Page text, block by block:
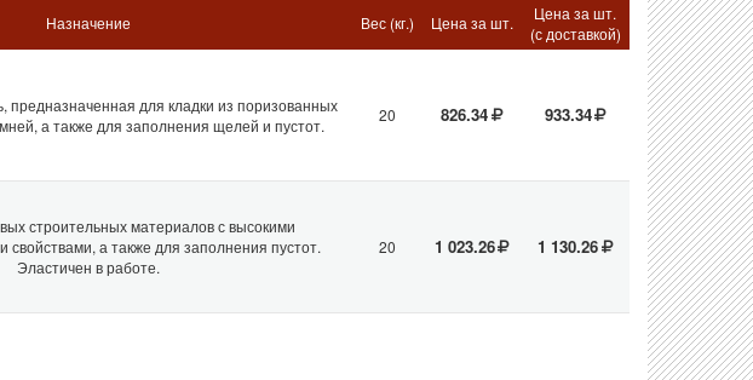
Назначение Вес (кг.) Цена за шт.
Цена за шт.
(с доставкой)
предназначенная для кладки из поризованных
а также для заполнения щелей и пустот.
20 826.34 933.34
строительных материалов с высокими
а также для заполнения пустот.
Эластичен в работе.
20 1 023.26 1 130.26